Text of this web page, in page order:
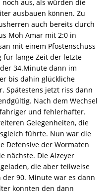
aus, als würden die
ausbauen können. Zu
auch bereits durch
Moh Amar mit 2:0 in
mit einem Pfostenschuss
für lange Zeit der letzte
34.Minute dann im
bis dahin glückliche
Spätestens jetzt riss dann
Nach dem Wechsel
und fehlerhafter.
Gelegenheiten, die
führte. Nun war die
Defensive der Wormaten
nächste. Die Alzeyer
die aber teilweise
90. Minute war es dann
konnten den dann